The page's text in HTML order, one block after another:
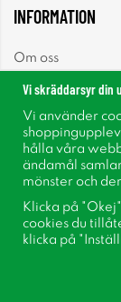
INFORMATION
Om oss
Nyhetsbrev
Om cookies
Inspiration
Vi skräddarsyr din
Vi använder
hålla våra
ändamål
mönster och
Klicka på
cookies du
klicka på